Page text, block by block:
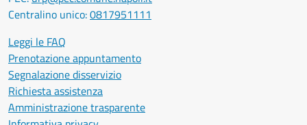
Centralino unico:0817951111
Leggi le FAQ
Prenotazione appuntamento
Segnalazione disservizio
Richiesta assistenza
Amministrazione trasparente